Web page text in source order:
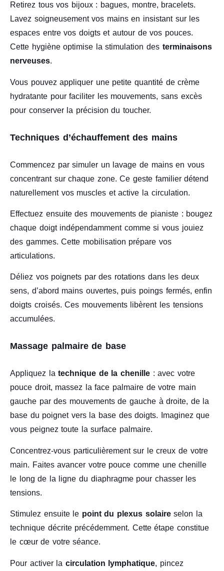
Retirez tous vos bijoux : bagues, montre, bracelets.
Lavez soigneusement vos mains en insistant sur les
espaces entre vos doigts et autour de vos pouces.
Cette hygiène optimise la stimulation des terminaisons
nerveuses.
Vous pouvez appliquer une petite quantité de crème
hydratante pour faciliter les mouvements, sans excès
pour conserver la précision du toucher.
Techniques d’échauffement des mains
Commencez par simuler un lavage de mains en vous
concentrant sur chaque zone. Ce geste familier détend
naturellement vos muscles et active la circulation.
Effectuez ensuite des mouvements de pianiste : bougez
chaque doigt indépendamment comme si vous jouiez
des gammes. Cette mobilisation prépare vos
articulations.
Déliez vos poignets par des rotations dans les deux
sens, d’abord mains ouvertes, puis poings fermés, enfin
doigts croisés. Ces mouvements libèrent les tensions
accumulées.
Massage palmaire de base
Appliquez latechnique de la chenille : avec votre
pouce droit, massez la face palmaire de votre main
gauche par des mouvements de gauche à droite, de la
base du poignet vers la base des doigts. Imaginez que
vous peignez toute la surface palmaire.
Concentrez-vous particulièrement sur le creux de votre
main. Faites avancer votre pouce comme une chenille
le long de la ligne du diaphragme pour chasser les
tensions.
Stimulez ensuite le point du plexus solaireselon la
technique décrite précédemment. Cette étape constitue
le cœur de votre séance.
Pour activer la circulation lymphatique, pincez